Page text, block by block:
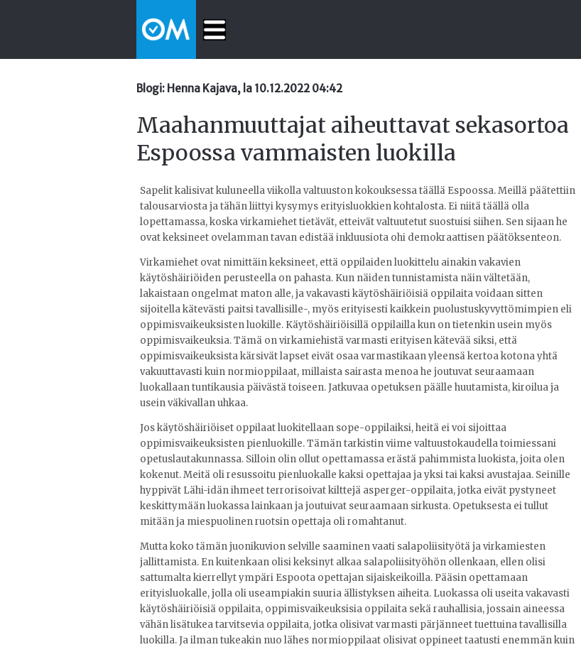
Blogi: Henna Kajava, la 10.12.2022 04:42
Maahanmuuttajat aiheuttavat sekasortoa
Espoossa vammaisten luokilla
Sapelit kalisivat kuluneella viikolla valtuuston kokouksessa täällä Espoossa. Meillä päätettiin
talousarviosta ja tähän liittyi kysymys erityisluokkien kohtalosta. Ei niitä täällä olla
lopettamassa, koska virkamiehet tietävät, etteivät valtuutetut suostuisi siihen. Sen sijaan he
ovat keksineet ovelamman tavan edistää inkluusiota ohi demokraattisen päätöksenteon.
Virkamiehet ovat nimittäin keksineet, että oppilaiden luokittelu ainakin vakavien
käytöshäiriöiden perusteella on pahasta. Kun näiden tunnistamista näin vältetään,
lakaistaan ongelmat maton alle, ja vakavasti käytöshäiriöisiä oppilaita voidaan sitten
sijoitella kätevästi paitsi tavallisille-, myös erityisesti kaikkein puolustuskyvyttömimpien eli
oppimisvaikeuksisten luokille. Käytöshäiriöisillä oppilailla kun on tietenkin usein myös
oppimisvaikeuksia. Tämä on virkamiehistä varmasti erityisen kätevää siksi, että
oppimisvaikeuksista kärsivät lapset eivät osaa varmastikaan yleensä kertoa kotona yhtä
vakuuttavasti kuin normioppilaat, millaista sairasta menoa he joutuvat seuraamaan
luokallaan tuntikausia päivästä toiseen. Jatkuvaa opetuksen päälle huutamista, kiroilua ja
usein väkivallan uhkaa.
Jos käytöshäiriöiset oppilaat luokitellaan sope-oppilaiksi, heitä ei voi sijoittaa
oppimisvaikeuksisten pienluokille. Tämän tarkistin viime valtuustokaudella toimiessani
opetuslautakunnassa. Silloin olin ollut opettamassa erästä pahimmista luokista, joita olen
kokenut. Meitä oli resussoitu pienluokalle kaksi opettajaa ja yksi tai kaksi avustajaa. Seinille
hyppivät Lähi-idän ihmeet terrorisoivat kilttejä asperger-oppilaita, jotka eivät pystyneet
keskittymään luokassa lainkaan ja joutuivat seuraamaan sirkusta. Opetuksesta ei tullut
mitään ja miespuolinen ruotsin opettaja oli romahtanut.
Mutta koko tämän juonikuvion selville saaminen vaati salapoliisityötä ja virkamiesten
jallittamista. En kuitenkaan olisi keksinyt alkaa salapoliisityöhön ollenkaan, ellen olisi
sattumalta kierrellyt ympäri Espoota opettajan sijaiskeikoilla. Pääsin opettamaan
erityisluokalle, jolla oli useampiakin suuria ällistyksen aiheita. Luokassa oli useita vakavasti
käytöshäiriöisiä oppilaita, oppimisvaikeuksisia oppilaita sekä rauhallisia, jossain aineessa
vähän lisätukea tarvitsevia oppilaita, jotka olisivat varmasti pärjänneet tuettuina tavallisilla
luokilla. Ja ilman tukeakin nuo lähes normioppilaat olisivat oppineet taatusti enemmän kuin